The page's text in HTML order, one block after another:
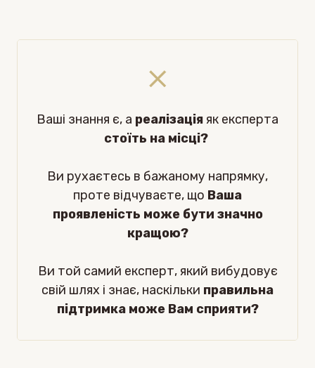
Ваші знання є, а реалізація як експерта
стоїть на місці?
Ви рухаєтесь в бажаному напрямку,
проте відчуваєте, що Ваша
проявленість може бути значно
кращою?
Ви той самий експерт, який вибудовує
свій шлях і знає, наскільки правильна
підтримка може Вам сприяти?